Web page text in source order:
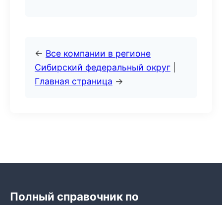
← Все компании в регионе
Сибирский федеральный округ
Главная страница →
Полный справочник по